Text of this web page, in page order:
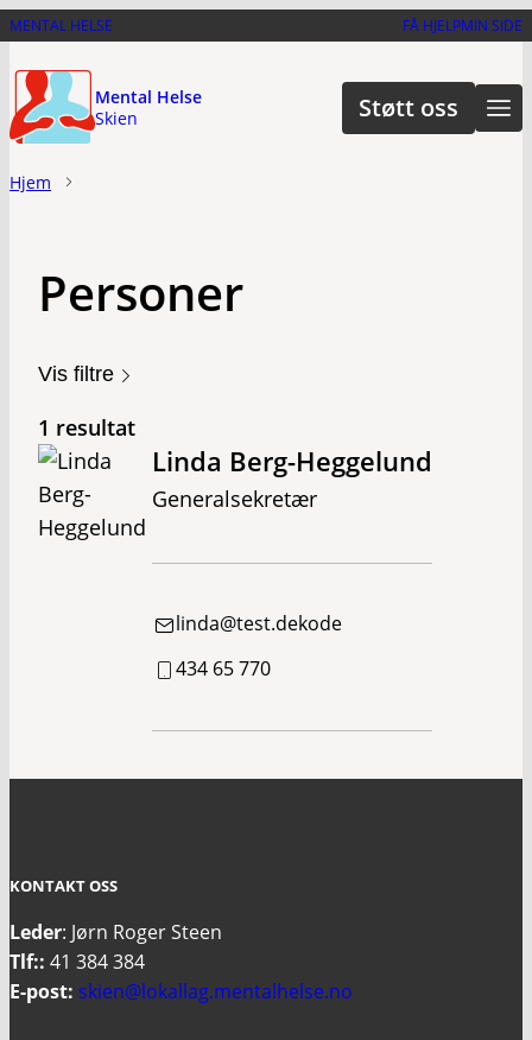
Hopp
hovedinnhold
MENTAL HELSE FÅ HJELPMIN SIDE
Mental Helse
Skien
Støtt oss
Hjem
Personer
Vis filtre
1 resultat
Linda Berg-Heggelund
Generalsekretær
linda@test.dekode
434 65 770
KONTAKT OSS
Leder: Jørn Roger Steen
Tlf:: 41 384 384
E-post: skien@lokallag.mentalhelse.no